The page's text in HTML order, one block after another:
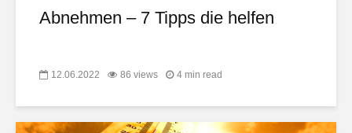
Abnehmen – 7 Tipps die helfen
12.06.2022 86 views 4 min read